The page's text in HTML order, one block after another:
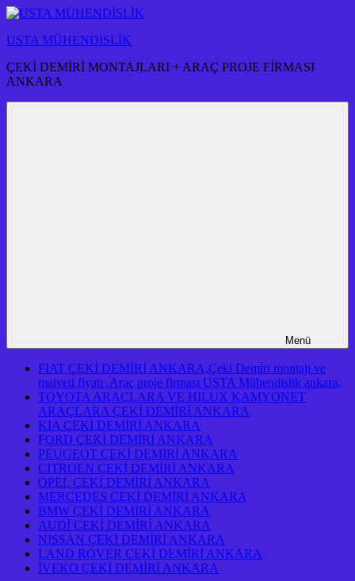
İçeriğe
USTA MÜHENDİSLİK
ÇEKİ DEMİRİ MONTAJLARI + ARAÇ PROJE FİRMASI
ANKARA
Menü
FIAT ÇEKİ DEMİRİ ANKARA,Çeki Demiri montajı ve
maiyeti fiyatı ,Araç proje firması USTA Mühendislik ankara,
TOYOTA ARAÇLARA VE HILUX KAMYONET
ARAÇLARA ÇEKİ DEMİRİ ANKARA
KIA ÇEKİ DEMİRİ ANKARA
FORD ÇEKİ DEMİRİ ANKARA
PEUGEOT ÇEKİ DEMİRİ ANKARA
CITROEN ÇEKİ DEMİRİ ANKARA
OPEL ÇEKİ DEMİRİ ANKARA
MERCEDES ÇEKİ DEMİRİ ANKARA
BMW ÇEKİ DEMİRİ ANKARA
AUDİ ÇEKİ DEMİRİ ANKARA
NISSAN ÇEKİ DEMİRİ ANKARA
LAND ROVER ÇEKİ DEMİRİ ANKARA
İVEKO ÇEKİ DEMİRİ ANKARA